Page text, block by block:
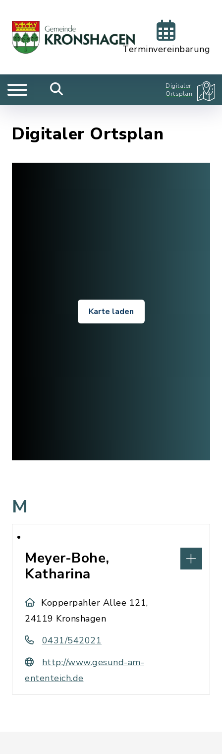
Terminvereinbarung
Digitaler
Ortsplan
Digitaler Ortsplan
Karte laden
M
Meyer-Bohe,
Katharina
Kopperpahler Allee 121,
24119 Kronshagen
0431/542021
http://www.gesund-am-
ententeich.de